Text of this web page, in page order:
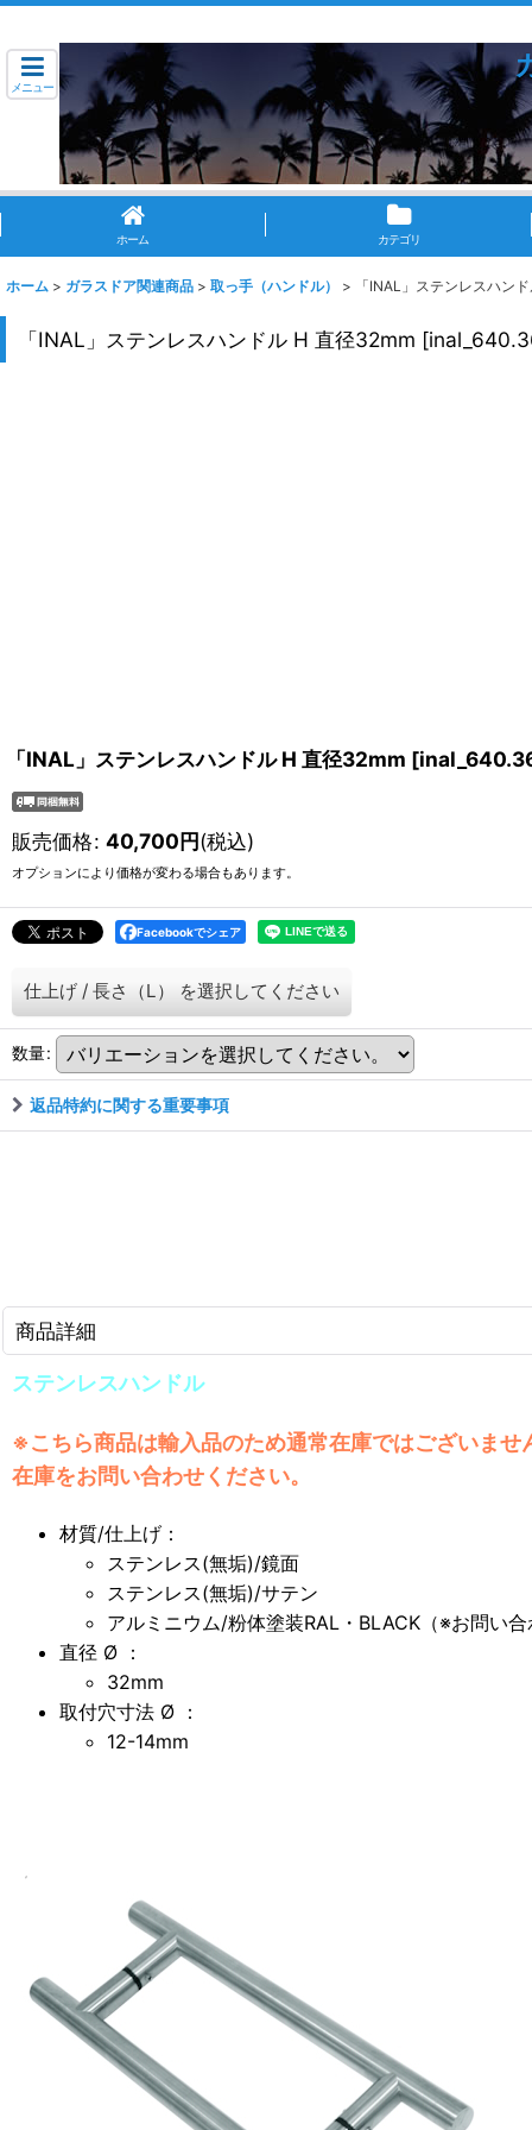
メニュー
ホーム カテゴリ
ホーム > ガラスドア関連商品 > 取っ手（ハンドル） > 「INAL」ステンレスハン
「INAL」ステンレスハンドル H 直径32mm [
「INAL」ステンレスハンドル H 直径32mm [
販売価格: 40,700円(税込)
オプションにより価格が変わる場合もあります。
Facebookでシェア
仕上げ / 長さ（L） を選択してください
数量:
返品特約に関する重要事項
商品詳細
ステンレスハンドル
※こちら商品は輸入品のため通常在庫ではございませ
在庫をお問い合わせください。
材質/仕上げ：
ステンレス(無垢)/鏡面
ステンレス(無垢)/サテン
アルミニウム/粉体塗装RAL・BLACK（※お問い
直径 Ø ：
32mm
取付穴寸法 Ø ：
12-14mm